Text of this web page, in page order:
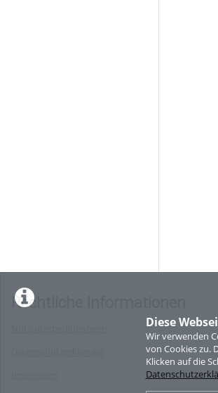
Diese
Wir verwenden
von Cookies zu.
Klicken auf die
Rechtliche Informationen